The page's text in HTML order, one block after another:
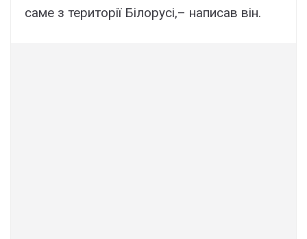
саме з території Білорусі,– написав він.